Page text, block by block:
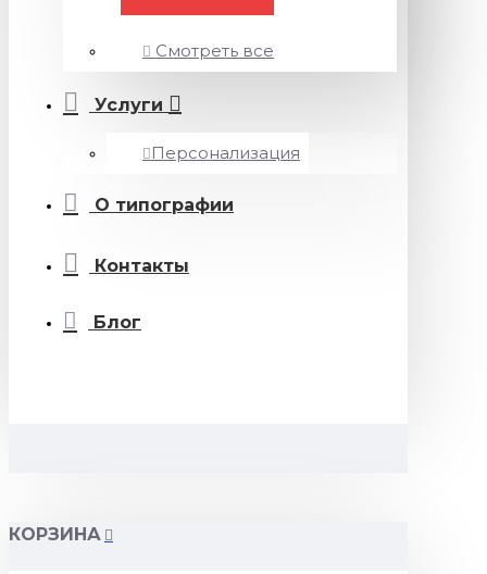
Смотреть все
Услуги
Персонализация
О типографии
Контакты
Блог
КОРЗИНА